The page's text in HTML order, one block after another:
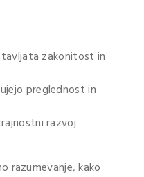
zakonitost in
preglednost in
razvoj
razumevanje, kako